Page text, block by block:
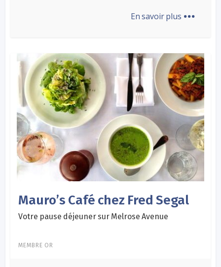
En savoir plus ...
Mauro’s Café chez Fred Segal
Votre pause déjeuner sur Melrose Avenue
MEMBRE OR